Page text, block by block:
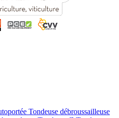
Tondeuse débroussailleuse